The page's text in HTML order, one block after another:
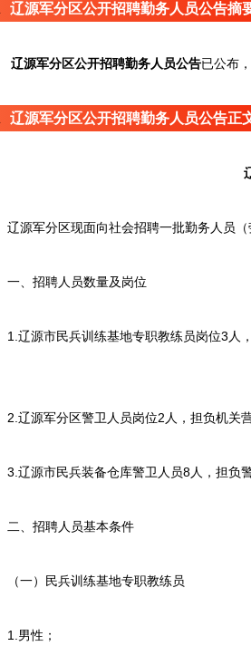
辽源军分区公开招聘勤务人员公告摘
辽源军分区公开招聘勤务人员公告已公布，
辽源军分区公开招聘勤务人员公告正
军分区现面向社会招聘一批勤务人员（
、招聘人员数量及岗位
源市民兵训练基地专职教练员岗位3人，
源军分区警卫人员岗位2人，担负机关营
源市民兵装备仓库警卫人员8人，担负警
、招聘人员基本条件
一）民兵训练基地专职教练员
男性；